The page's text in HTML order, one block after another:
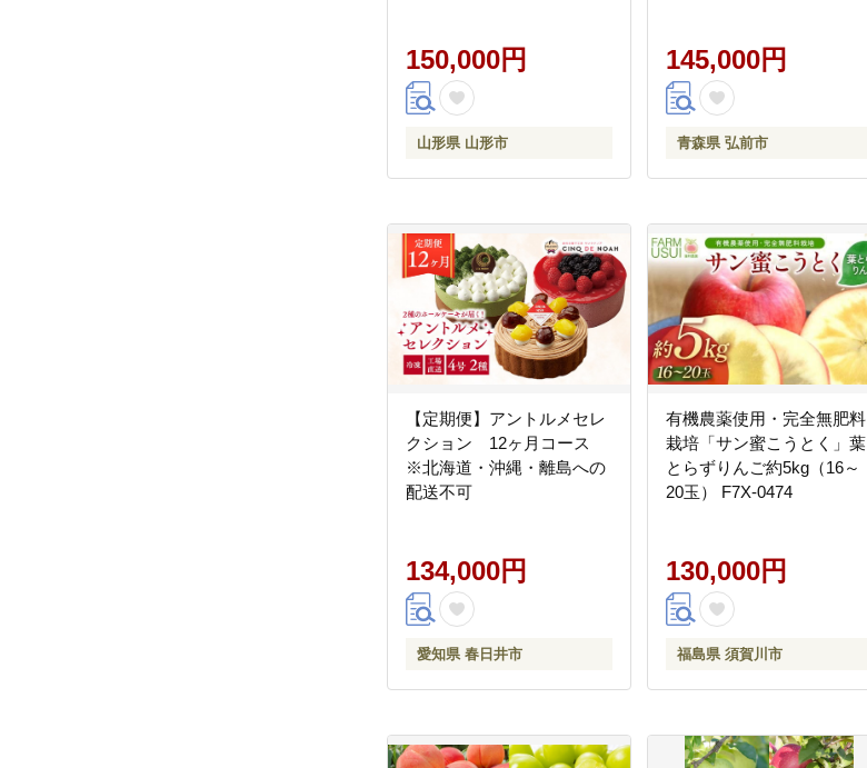
150,000円
山形県 山形市
不揃い 規格外 [家庭用 産地
直送 アップル 青森県 弘前
市]
145,000円
青森県 弘前市
【定期便】アントルメセレ
クション 12ヶ月コース
※北海道・沖縄・離島への
配送不可
134,000円
愛知県 春日井市
有機農薬使用・完全無肥料
栽培「サン蜜こうとく」葉
とらずりんご約5kg（16～
20玉） F7X-0474
130,000円
福島県 須賀川市